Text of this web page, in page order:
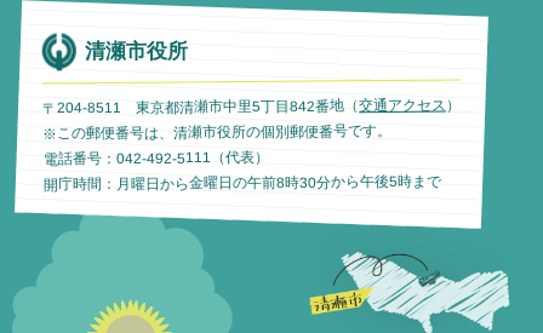
清瀬市役所
〒204-8511 東京都清瀬市中里5丁目842番地（交通アクセス ）
※この郵便番号は、清瀬市役所の個別郵便番号です。
電話番号：042-492-5111（代表）
開庁時間：月曜日から金曜日の午前8時30分から午後5時まで